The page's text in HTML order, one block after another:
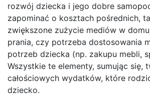
rozwój dziecka i jego dobre
zapominać o kosztach pośrednich,
zwiększone zużycie mediów w
prania, czy potrzeba dostosowania
potrzeb dziecka (np. zakupu mebli,
Wszystkie te elementy, sumując się,
całościowych wydatków, które
dziecko.